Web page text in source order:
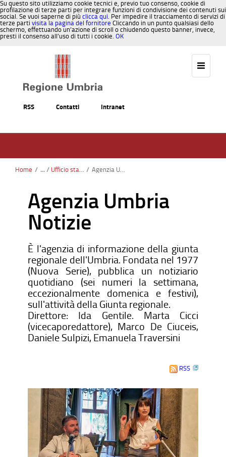
Su questo sito utilizziamo cookie tecnici e, previo tuo consenso, cookie di
profilazione di terze parti per integrare funzioni di condivisione dei contenuti sui
social. Se vuoi saperne di più clicca qui. Per impedire il tracciamento di servizi di
terze parti visita la pagina del fornitore Cliccando in un punto qualsiasi dello
schermo, effettuando un’azione di scroll o chiudendo questo banner, invece,
presti il consenso all’uso di tutti i cookie. OK
RSS Contatti Intranet
Home / Ufficio stampa / Agenzia Umbria Notizie
Agenzia Umbria
Notizie
È l'agenzia di informazione della giunta
regionale dell'Umbria. Fondata nel 1977
(Nuova Serie), pubblica un notiziario
quotidiano (sei numeri la settimana,
eccezionalmente domenica e festivi),
sull'attività della Giunta regionale.
Direttore: Ida Gentile. Marta Cicci
(vicecaporedattore), Marco De Ciuceis,
Daniele Sulpizi, Emanuela Traversini
RSS